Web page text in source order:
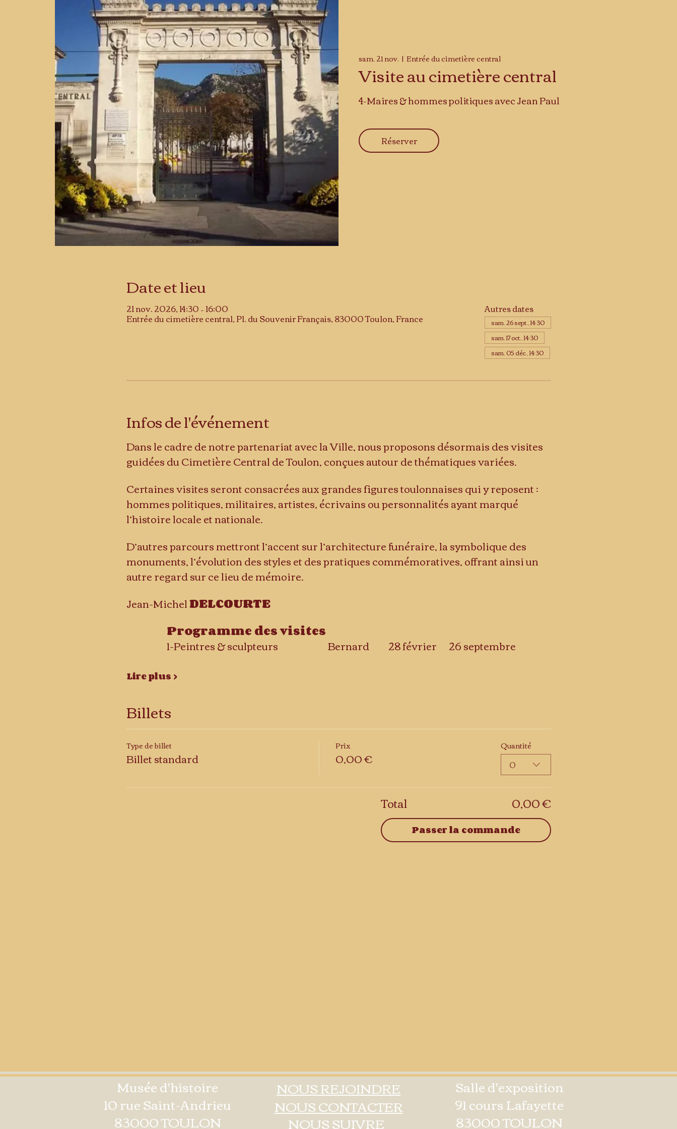
sam. 21 nov.
  |
Entrée du cimetière central
Visite au cimetière central
4-Maires & hommes politiques avec Jean Paul
Réserver
Date et lieu
21 nov. 2026, 14:30 – 16:00
Entrée du cimetière central, Pl. du Souvenir Français, 83000 Toulon, France
Autres dates
sam. 26 sept., 14:30
sam. 17 oct., 14:30
sam. 05 déc., 14:30
Infos de l'événement
Dans le cadre de notre partenariat avec la Ville, nous proposons désormais des visites
guidées du Cimetière Central de Toulon, conçues autour de thématiques variées.
Certaines visites seront consacrées aux grandes figures toulonnaises qui y reposent :
hommes politiques, militaires, artistes, écrivains ou personnalités ayant marqué
l’histoire locale et nationale.
D’autres parcours mettront l’accent sur l’architecture funéraire, la symbolique des
monuments, l’évolution des styles et des pratiques commémoratives, offrant ainsi un
autre regard sur ce lieu de mémoire.
Jean-Michel DELCOURTE
Programme des visites
1-Peintres & sculpteurs 			Bernard 	28 février 	26 septembre
Lire plus >
Billets
Type de billet
Billet standard
Prix
0,00 €
Quantité
0
Total 0,00 €
Passer la commande
Musée d'histoire
10 rue Saint-Andrieu
83000 TOULON
NOUS CONTACTER
NOUS REJOINDRE
NOUS SUIVRE
Salle d'exposition
91 cours Lafayette
83000 TOULON